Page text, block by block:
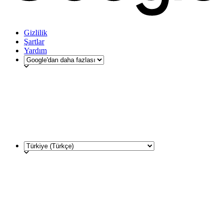
Gizlilik
Şartlar
Yardım